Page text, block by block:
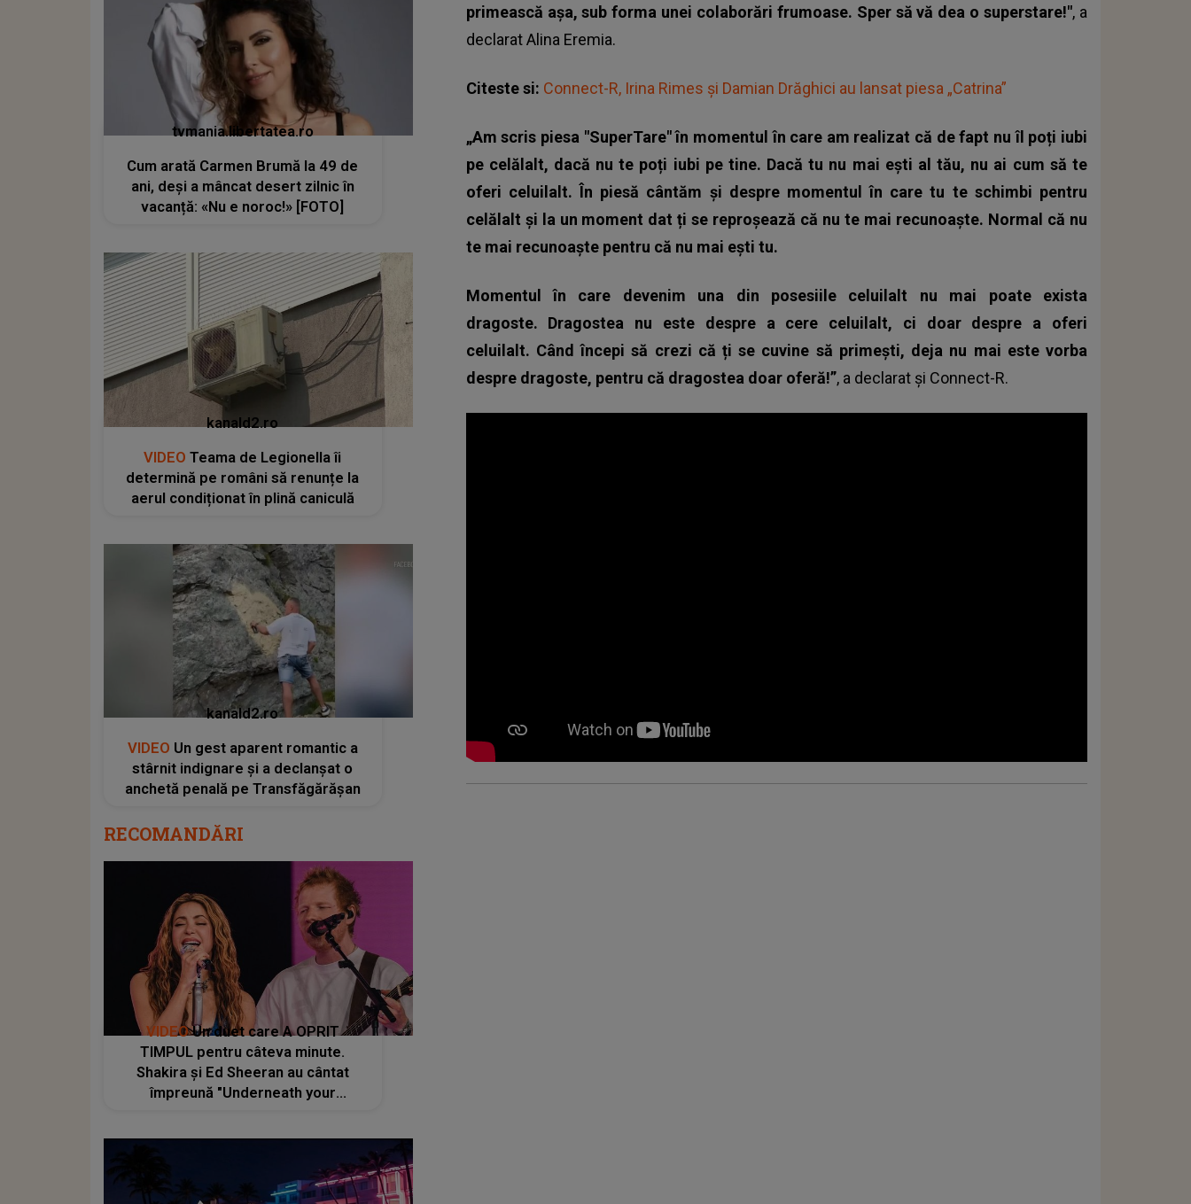
primească așa, sub forma unei colaborări frumoase. Sper să vă dea o superstare!", a
declarat Alina Eremia.
Citeste si: Connect-R, Irina Rimes și Damian Drăghici au lansat piesa „Catrina”
„Am scris piesa "SuperTare" în momentul în care am realizat că de fapt nu îl poți iubi
pe celălalt, dacă nu te poți iubi pe tine. Dacă tu nu mai ești al tău, nu ai cum să te
oferi celuilalt. În piesă cântăm și despre momentul în care tu te schimbi pentru
celălalt și la un moment dat ți se reproșează că nu te mai recunoaște. Normal că nu
te mai recunoaște pentru că nu mai ești tu.
Momentul în care devenim una din posesiile celuilalt nu mai poate exista
dragoste. Dragostea nu este despre a cere celuilalt, ci doar despre a oferi
celuilalt. Când începi să crezi că ți se cuvine să primești, deja nu mai este vorba
despre dragoste, pentru că dragostea doar oferă!”, a declarat și Connect-R.
tvmania.libertatea.ro
Cum arată Carmen Brumă la 49 de
ani, deși a mâncat desert zilnic în
vacanță: «Nu e noroc!» [FOTO]
kanald2.ro
VIDEO Teama de Legionella îi
determină pe români să renunțe la
aerul condiționat în plină caniculă
kanald2.ro
VIDEO Un gest aparent romantic a
stârnit indignare și a declanșat o
anchetă penală pe Transfăgărășan
RECOMANDĂRI
VIDEOUn duet care A OPRIT
TIMPUL pentru câteva minute.
Shakira și Ed Sheeran au cântat
împreună "Underneath your